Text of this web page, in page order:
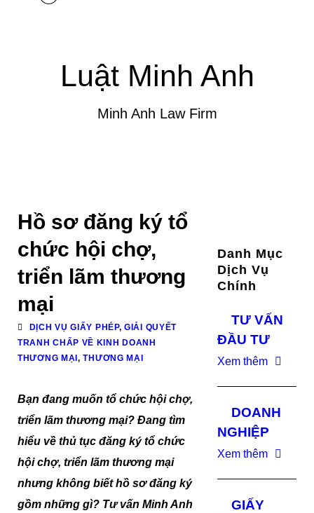
Luật Minh Anh
Minh Anh Law Firm
Hồ sơ đăng ký tổ
chức hội chợ,
triển lãm thương
mại
DỊCH VỤ GIẤY PHÉP, GIẢI QUYẾT
TRANH CHẤP VỀ KINH DOANH
THƯƠNG MẠI , THƯƠNG MẠI
Bạn đang muốn tổ chức hội chợ,
triển lãm thương mại? Đang tìm
hiểu về thủ tục đăng ký tổ chức
hội chợ, triển lãm thương mại
nhưng không biết hồ sơ đăng ký
gồm những gì? Tư vấn Minh Anh
Danh Mục
Dịch Vụ
Chính
TƯ VẤN
ĐẦU TƯ
Xem thêm
DOANH
NGHIỆP
Xem thêm
GIẤY